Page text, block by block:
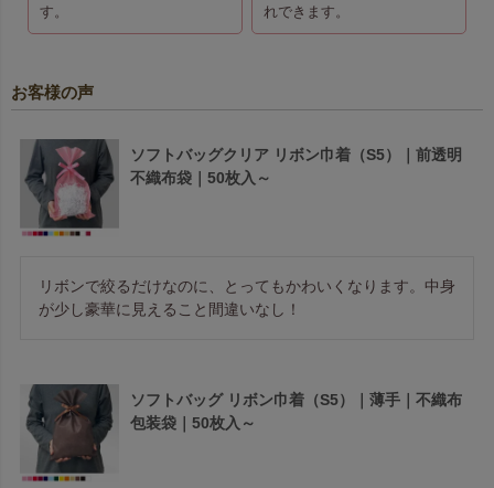
す。
れできます。
お客様の声
ソフトバッグクリア リボン巾着（S5）｜前透明
不織布袋｜50枚入～
リボンで絞るだけなのに、とってもかわいくなります。中身
が少し豪華に見えること間違いなし！
ソフトバッグ リボン巾着（S5）｜薄手｜不織布
包装袋｜50枚入～